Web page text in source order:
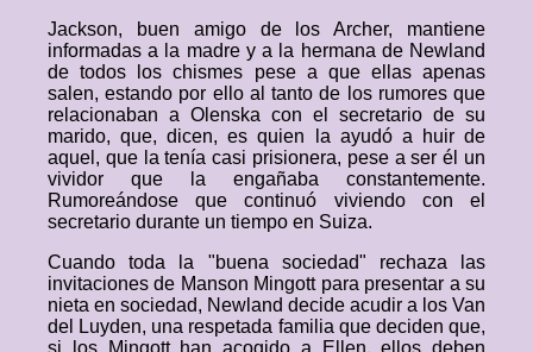
Jackson, buen amigo de los Archer, mantiene
informadas a la madre y a la hermana de Newland
de todos los chismes pese a que ellas apenas
salen, estando por ello al tanto de los rumores que
relacionaban a Olenska con el secretario de su
marido, que, dicen, es quien la ayudó a huir de
aquel, que la tenía casi prisionera, pese a ser él un
vividor que la engañaba constantemente.
Rumoreándose que continuó viviendo con el
secretario durante un tiempo en Suiza.
Cuando toda la "buena sociedad" rechaza las
invitaciones de Manson Mingott para presentar a su
nieta en sociedad, Newland decide acudir a los Van
del Luyden, una respetada familia que deciden que,
si los Mingott han acogido a Ellen, ellos deben